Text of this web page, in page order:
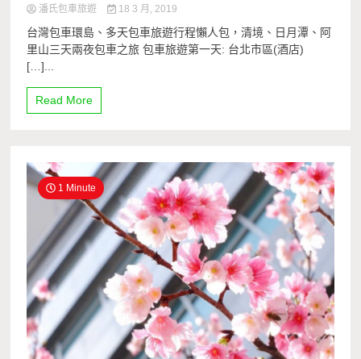
潘氏包車旅遊 18 3 月, 2019
台灣包車環島、多天包車旅遊行程懶人包，清境、日月潭、阿
里山三天兩夜包車之旅 包車旅遊第一天: 台北市區(酒店)
[…]...
Read More
1 Minute